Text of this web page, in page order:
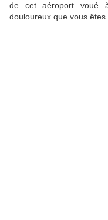
de cet aéroport voué
douloureux que vous